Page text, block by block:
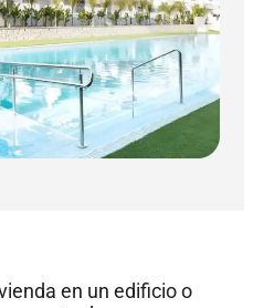
en un edificio o